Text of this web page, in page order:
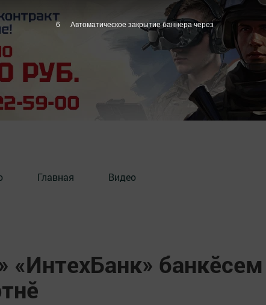
Главная Видео
«ИнтехБанк» банкӗсем
5 Автоматическое закрытие баннера через